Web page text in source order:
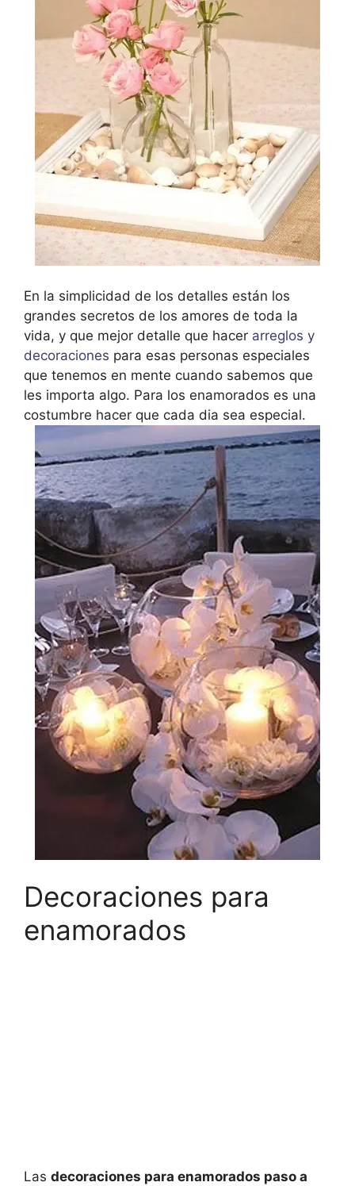
En la simplicidad de los detalles están los
grandes secretos de los amores de toda la
vida, y que mejor detalle que hacer arreglos y
decoraciones para esas personas especiales
que tenemos en mente cuando sabemos que
les importa algo. Para los enamorados es una
costumbre hacer que cada dia sea especial.
Decoraciones para
enamorados
Las decoraciones para enamorados paso a